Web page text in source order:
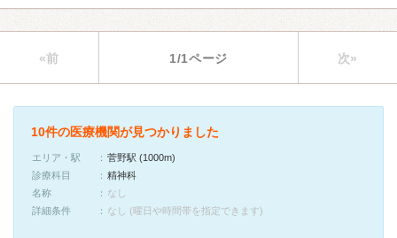
«前 1/1ページ 次»
10件の医療機関が見つかりました
エリア・駅
菅野駅 (1000m)
診療科目
精神科
名称
なし
詳細条件
なし (曜日や時間帯を指定できます)